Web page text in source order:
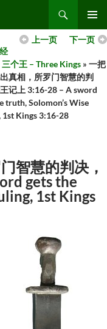
MENU
下一页
上一页
三个王 – Three Kings » 一把
真相，所罗门智慧的判
记上 3:16-28 – A sword
truth, Solomon’s Wise
1st Kings 3:16-28
智慧的判决，
gets the
1st Kings